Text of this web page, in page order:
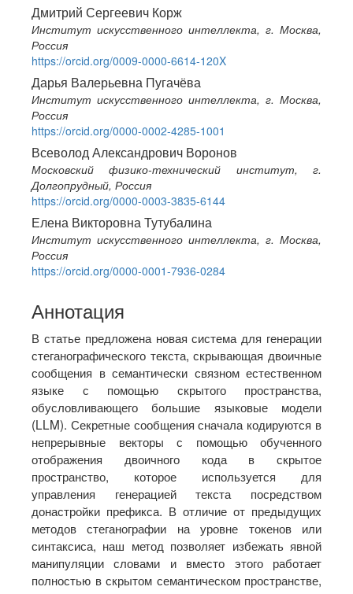
Дмитрий Сергеевич Корж
Институт искусственного интеллекта, г. Москва,
Россия
https://orcid.org/0009-0000-6614-120X
Дарья Валерьевна Пугачёва
Институт искусственного интеллекта, г. Москва,
Россия
https://orcid.org/0000-0002-4285-1001
Всеволод Александрович Воронов
Московский физико-технический институт, г.
Долгопрудный, Россия
https://orcid.org/0000-0003-3835-6144
Елена Викторовна Тутубалина
Институт искусственного интеллекта, г. Москва,
Россия
https://orcid.org/0000-0001-7936-0284
Аннотация
В статье предложена новая система для генерации
стеганографического текста, скрывающая двоичные
сообщения в семантически связном естественном
языке с помощью скрытого пространства,
обусловливающего большие языковые модели
(LLM). Секретные сообщения сначала кодируются в
непрерывные векторы с помощью обученного
отображения двоичного кода в скрытое
пространство, которое используется для
управления генерацией текста посредством
донастройки префикса. В отличие от предыдущих
методов стеганографии на уровне токенов или
синтаксиса, наш метод позволяет избежать явной
манипуляции словами и вместо этого работает
полностью в скрытом семантическом пространстве,